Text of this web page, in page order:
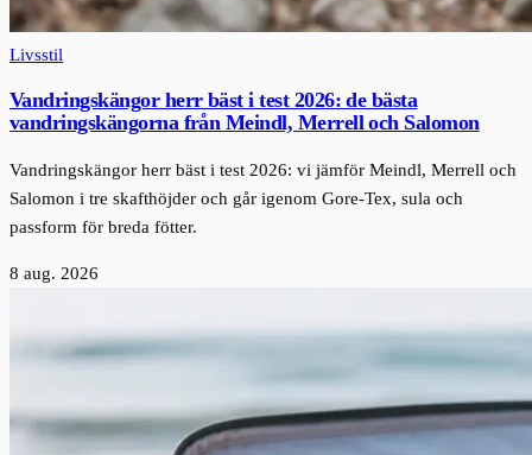
Livsstil
Vandringskängor herr bäst i test 2026: de bästa
vandringskängorna från Meindl, Merrell och Salomon
Vandringskängor herr bäst i test 2026: vi jämför Meindl, Merrell och
Salomon i tre skafthöjder och går igenom Gore-Tex, sula och
passform för breda fötter.
8 aug. 2026